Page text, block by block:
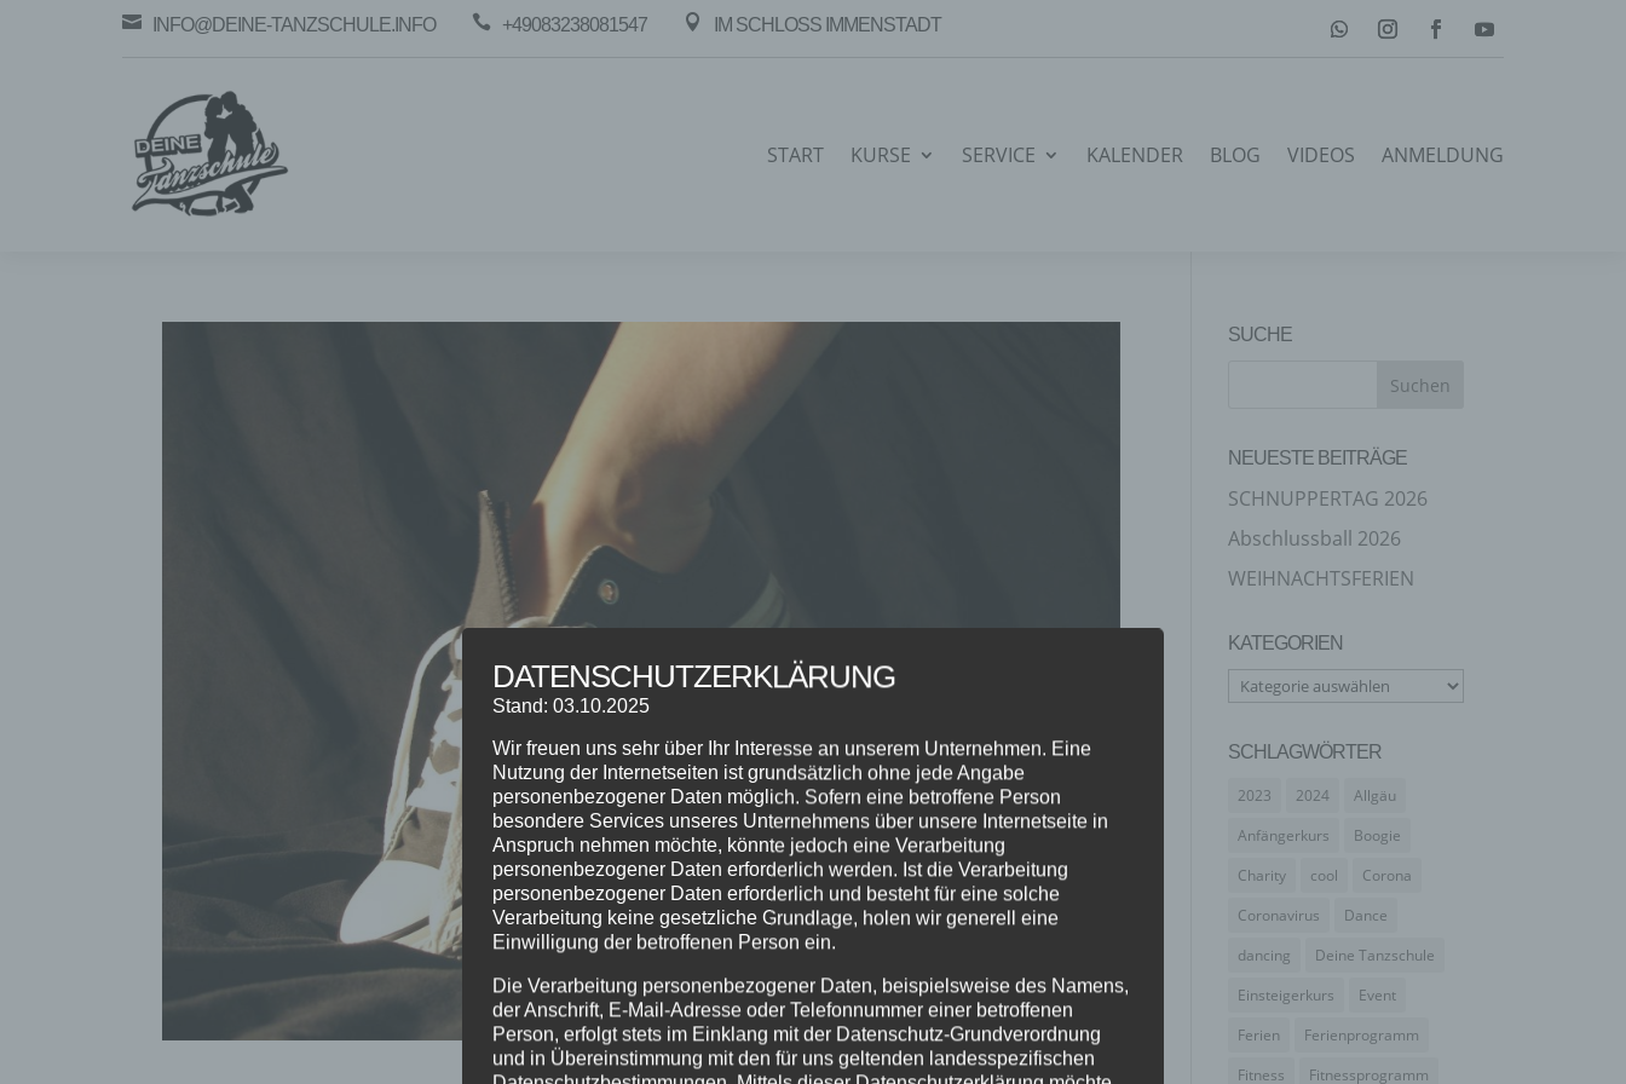
 INFO@DEINE-TANZSCHULE.INFO  +49083238081547  IM SCHLOSS IMMENSTADT
START KURSE SERVICE KALENDER BLOG VIDEOS ANMELDUNG
SUCHE
NEUESTE BEITRÄGE
SCHNUPPERTAG 2026
Abschlussball 2026
WEIHNACHTSFERIEN
KATEGORIEN
Kategorien
SCHLAGWÖRTER
2023 2024
Allgäu
Anfängerkurs
Boogie
Charity
cool
Corona
Coronavirus
Dance
dancing
Deine Tanzschule
Einsteigerkurs
Event
Ferien
Ferienprogramm
Fitness
Fitnessprogramm
DATENSCHUTZERKLÄRUNG
Stand: 03.10.2025
Wir freuen uns sehr über Ihr Interesse an unserem Unternehmen. Eine
Nutzung der Internetseiten ist grundsätzlich ohne jede Angabe
personenbezogener Daten möglich. Sofern eine betroffene Person
besondere Services unseres Unternehmens über unsere Internetseite in
Anspruch nehmen möchte, könnte jedoch eine Verarbeitung
personenbezogener Daten erforderlich werden. Ist die Verarbeitung
personenbezogener Daten erforderlich und besteht für eine solche
Verarbeitung keine gesetzliche Grundlage, holen wir generell eine
Einwilligung der betroffenen Person ein.
Die Verarbeitung personenbezogener Daten, beispielsweise des Namens,
der Anschrift, E-Mail-Adresse oder Telefonnummer einer betroffenen
Person, erfolgt stets im Einklang mit der Datenschutz-Grundverordnung
und in Übereinstimmung mit den für uns geltenden landesspezifischen